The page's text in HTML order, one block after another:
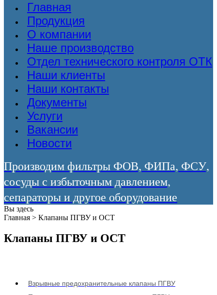
Главная
Продукция
О компании
Наше производство
Отдел технического контроля ОТК
Наши клиенты
Наши контакты
Документы
Услуги
Вакансии
Новости
Производим фильтры ФОВ, ФИПа, ФСУ,
сосуды с избыточным давлением,
сепараторы и другое оборудование
Вы здесь
Главная > Клапаны ПГВУ и ОСТ
Клапаны ПГВУ и ОСТ
Взрывные предохранительные клапаны ПГВУ